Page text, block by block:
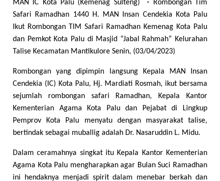
MAN IC Kota Palu (Kemenag Sulteng) -
Rombongan Tim
Safari Ramadhan 1440 H. MAN Insan Cendekia Kota Palu
Ikut Rombongan TIM Safari Ramadhan Kemenag Kota Palu
dan Pemkot Kota Palu di Masjid “Jabal Rahmah” Kelurahan
Talise Kecamatan Mantikulore Senin, (03/04/2023)
Rombongan yang dipimpin langsung Kepala MAN Insan
Cendekia (IC) Kota Palu, Hj. Mardiati Rosmah, ikut bersama
sejumlah rombongan safari Ramadhan, Kepala Kantor
Kementerian Agama Kota Palu dan Pejabat di Lingkup
Pemprov Kota Palu menyatu dengan masyarakat talise,
bertindak sebagai muballig adalah Dr. Nasaruddin L. Midu.
Dalam ceramahnya singkat itu Kepala Kantor Kementerian
Agama Kota Palu mengharapkan agar Bulan Suci Ramadhan
ini hendaknya menjadi spirit dalam menebar berkah dan